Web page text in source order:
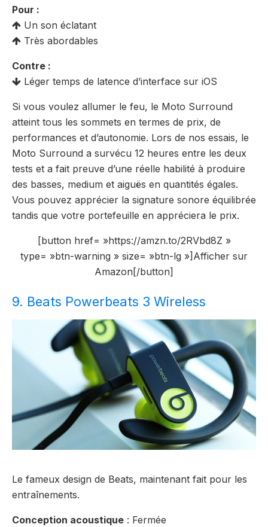
Pour :
Un son éclatant
Très abordables
Contre :
Léger temps de latence d’interface sur iOS
Si vous voulez allumer le feu, le Moto Surround
atteint tous les sommets en termes de prix, de
performances et d’autonomie. Lors de nos essais, le
Moto Surround a survécu 12 heures entre les deux
tests et a fait preuve d’une réelle habilité à produire
des basses, medium et aiguës en quantités égales.
Vous pouvez apprécier la signature sonore équilibrée
tandis que votre portefeuille en appréciera le prix.
[button href= »https://amzn.to/2RVbd8Z »
type= »btn-warning » size= »btn-lg »]Afficher sur
Amazon[/button]
9. Beats Powerbeats 3 Wireless
Le fameux design de Beats, maintenant fait pour les
entraînements.
Conception acoustique : Fermée